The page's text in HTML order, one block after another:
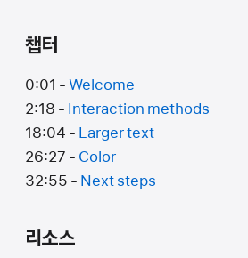
챕터
0:01 - Welcome
2:18 - Interaction methods
18:04 - Larger text
26:27 - Color
32:55 - Next steps
리소스